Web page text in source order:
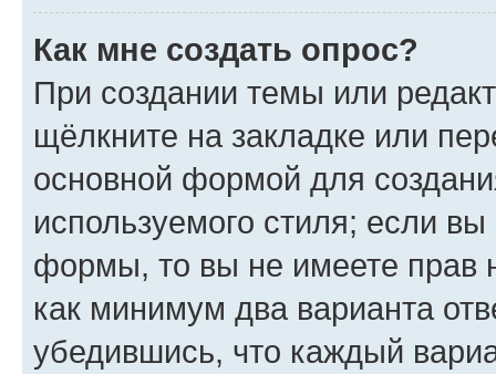
Как мне создать опрос?
При создании темы или
щёлкните на закладке или
основной формой для
используемого стиля; если
формы, то вы не имеете прав
как минимум два варианта
убедившись, что каждый